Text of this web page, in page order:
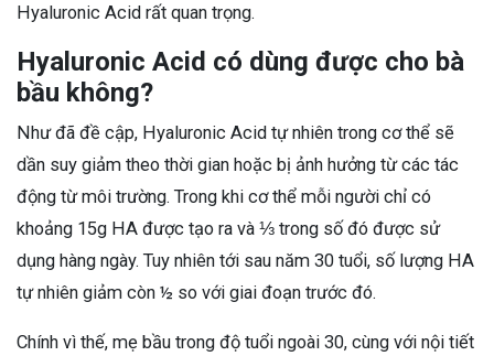
Hyaluronic Acid rất quan trọng.
Hyaluronic Acid có dùng được cho bà
bầu không?
Như đã đề cập, Hyaluronic Acid tự nhiên trong cơ thể sẽ
dần suy giảm theo thời gian hoặc bị ảnh hưởng từ các tác
động từ môi trường. Trong khi cơ thể mỗi người chỉ có
khoảng 15g HA được tạo ra và ⅓ trong số đó được sử
dụng hàng ngày. Tuy nhiên tới sau năm 30 tuổi, số lượng HA
tự nhiên giảm còn ½ so với giai đoạn trước đó.
Chính vì thế, mẹ bầu trong độ tuổi ngoài 30, cùng với nội tiết